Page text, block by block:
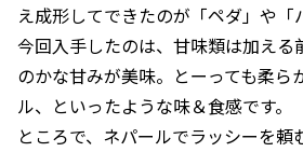
え成形してできたのが「ペダ」や「
今回入手したのは、甘味類は加える
のかな甘みが美味。とーっても柔ら
ル、といったような味＆食感です。
ところで、ネパールでラッシーを頼